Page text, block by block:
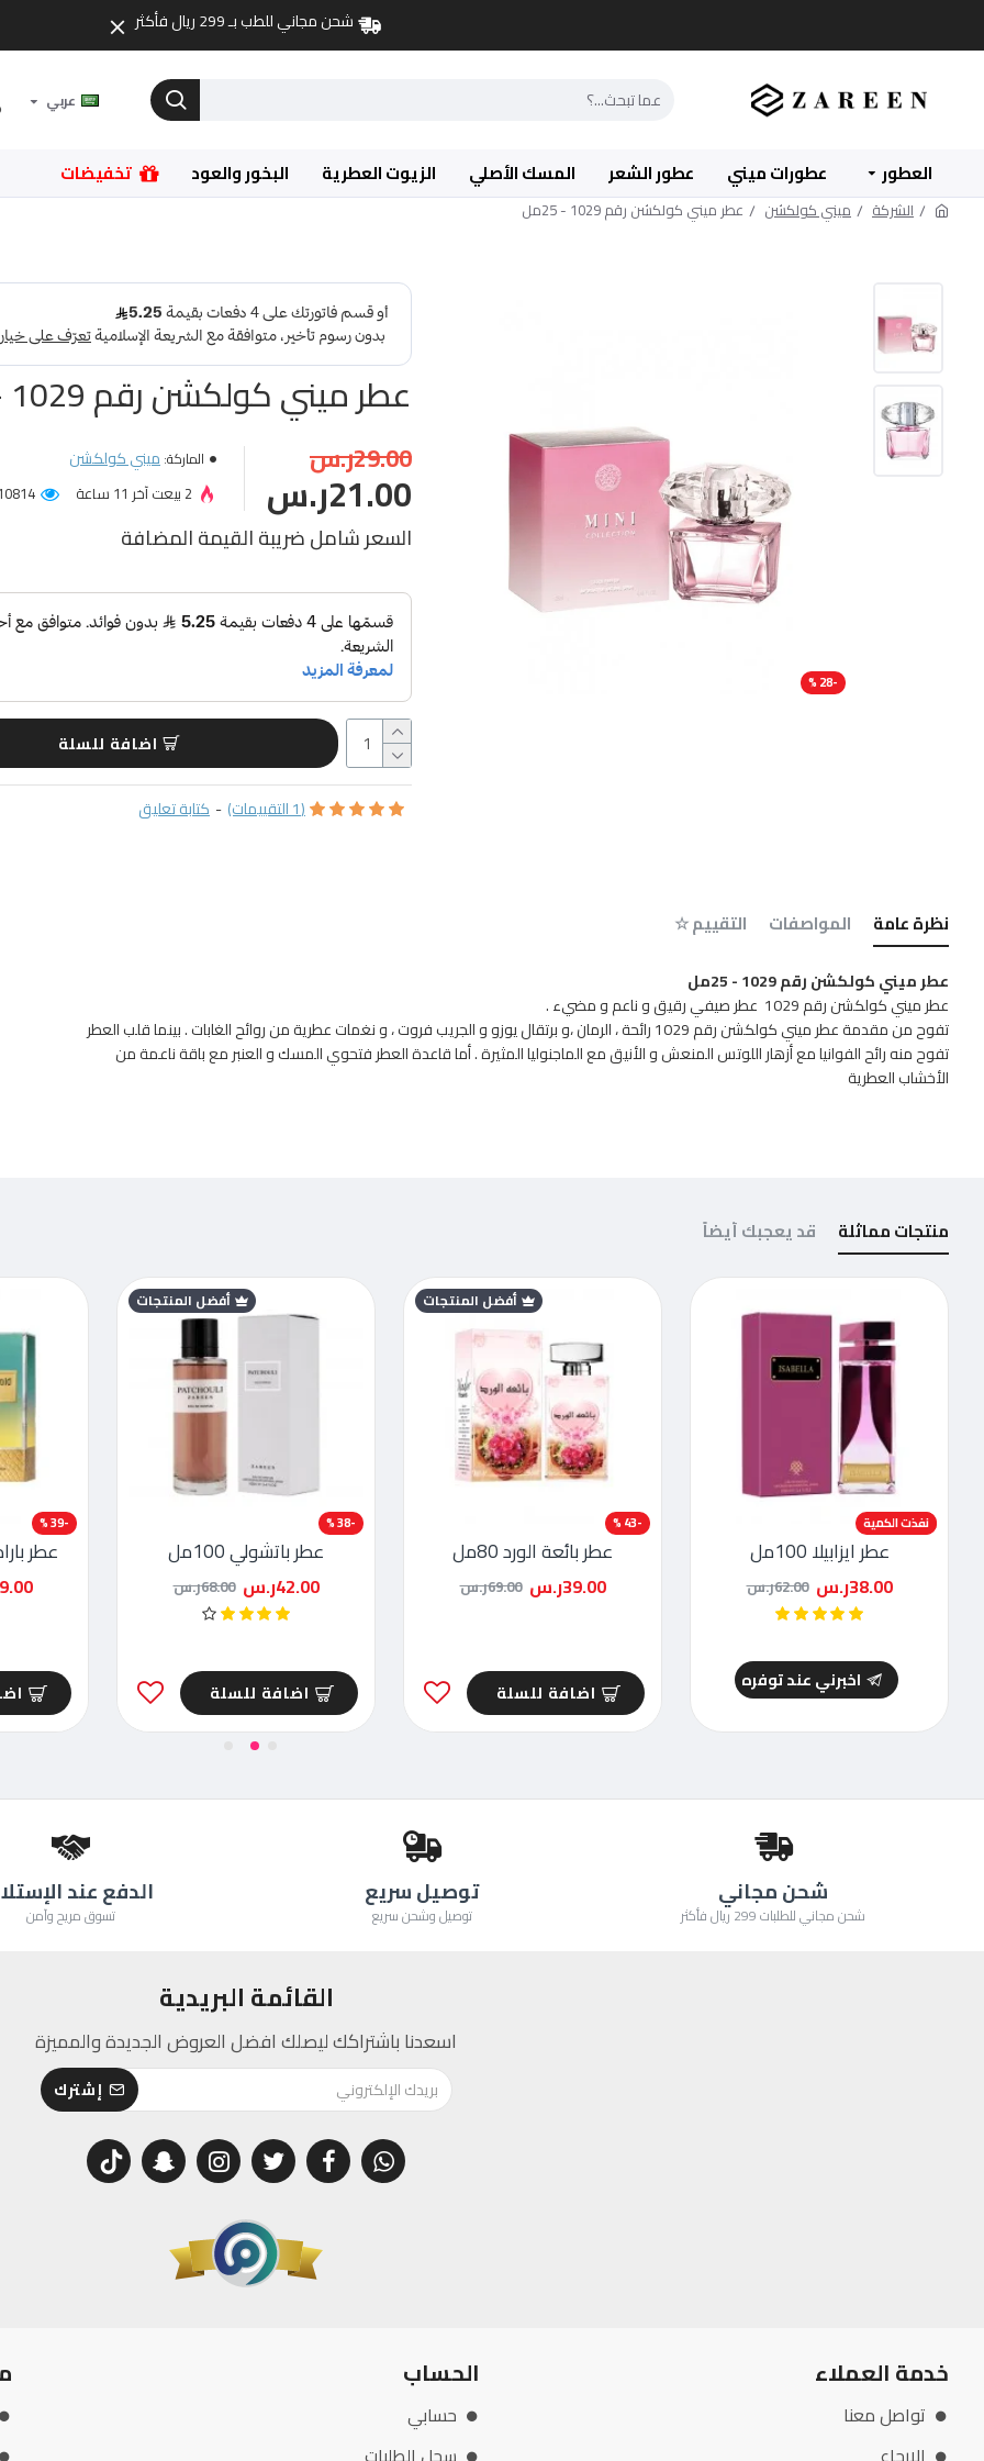
شحن مجاني للطب بـ 299 ريال فأكثر
عربي
العطور عطورات ميني عطور الشعر المسك الأصلي الزيوت العطرية البخور والعود تخفيضات
الشركة ميني كولكشن عطر ميني كولكشن رقم 1029 - 25مل
-28 %
عطر ميني كولكشن رقم 1029 - 25مل
السعر شامل ضريبة القيمة المضافة
(1 التقييمات) - كتابة تعليق
21.00ر.س
29.00ر.س الماركة:ميني كولكشن
2 بيعت آخر 11 ساعة 10814 عميل شاهد
اضافة للسلة
نظرة عامة المواصفات التقييم ☆
عطر ميني كولكشن رقم 1029 - 25مل
عطر ميني كولكشن رقم 1029 عطر صيفي رقيق و ناعم و مضيء .
تفوح من مقدمة عطر ميني كولكشن رقم 1029 رائحة ، الرمان ،و برتقال يوزو و الجريب فروت ، و نغمات عطرية من روائح الغابات . بينما قلب العطر
تفوح منه رائح الفوانيا مع أزهار اللوتس المنعش و الأنيق مع الماجنوليا المثيرة . أما قاعدة العطر فتحوي المسك و العنبر مع باقة ناعمة من
الأخشاب العطرية
منتجات مماثلة قد يعجبك أيضاً
-39 %
نفذت الكمية
عطر ايزابيلا 100مل
38.00ر.س 62.00ر.س
اخبرني عند توفره
أفضل المنتجات
-43 %
عطر بائعة الورد 80مل
39.00ر.س 69.00ر.س
اضافة للسلة
أفضل المنتجات
-38 %
عطر باتشولي 100مل
42.00ر.س 68.00ر.س
اضافة للسلة
-39 %
عطر
شحن مجاني
شحن مجاني للطلبات 299 ريال فأكثر
توصيل سريع
توصيل وشحن سريع
الدفع عند
تسوق مريح وآمن
القائمة البريدية
اسعدنا باشتراكك ليصلك افضل العروض الجديدة والمميزة
إشترك
خدمة العملاء
تواصل معنا
الحساب
حسابي